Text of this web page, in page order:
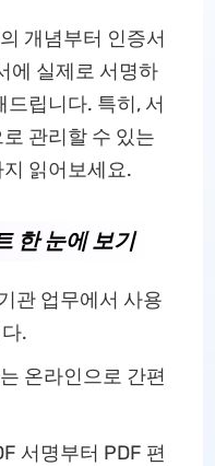
개념부터 인증서
에 실제로 서명하
립니다. 특히, 서
관리할 수 있는
읽어보세요.
한 눈에 보기
관 업무에서 사용
.
온라인으로 간편
서명부터 PDF 편